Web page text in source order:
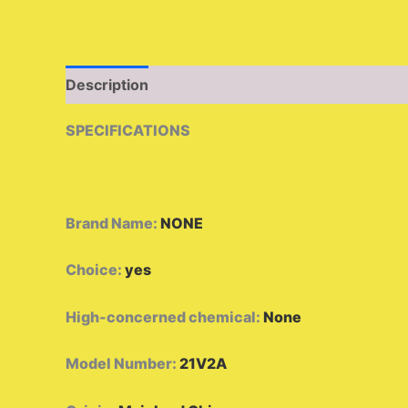
Description
SPECIFICATIONS
Brand Name: NONE
Choice: yes
High-concerned chemical: None
Model Number: 21V2A